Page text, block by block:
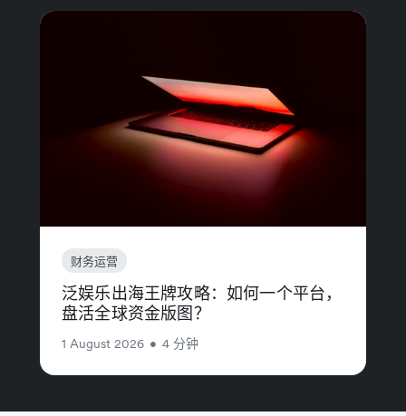
财务运营
泛娱乐出海王牌攻略：如何一个平台，
盘活全球资金版图？
1 August 2026 • 4 分钟